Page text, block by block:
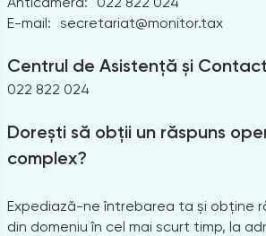
E-mail: secretariat@monitor.tax
Centrul de Asistență și
022 822 024
Dorești să obții un răspuns
complex?
Expediază-ne întrebarea ta și obține
din domeniu în cel mai scurt timp, la